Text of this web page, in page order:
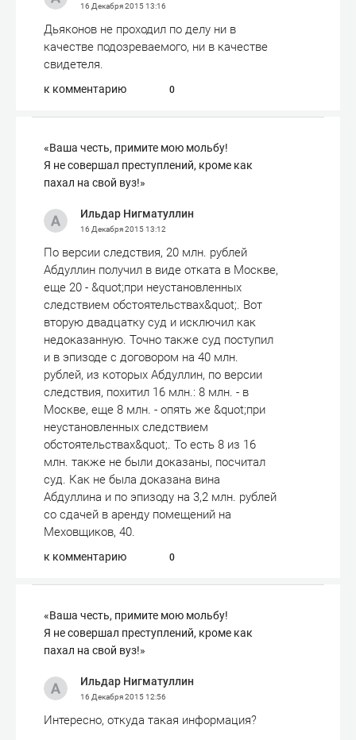
16 Декабря 201513:16
Дьяконов не проходил по делу ни в
качестве подозреваемого, ни в качестве
свидетеля.
к комментарию 0
«Ваша честь, примите мою мольбу!
Я не совершал преступлений, кроме как
пахал на свой вуз!»
Ильдар Нигматуллин
16 Декабря 201513:12
По версии следствия, 20 млн. рублей
Абдуллин получил в виде отката в Москве,
еще 20 - &quot;при неустановленных
следствием обстоятельствах&quot;. Вот
вторую двадцатку суд и исключил как
недоказанную. Точно также суд поступил
и в эпизоде с договором на 40 млн.
рублей, из которых Абдуллин, по версии
следствия, похитил 16 млн.: 8 млн. - в
Москве, еще 8 млн. - опять же &quot;при
неустановленных следствием
обстоятельствах&quot;. То есть 8 из 16
млн. также не были доказаны, посчитал
суд. Как не была доказана вина
Абдуллина и по эпизоду на 3,2 млн. рублей
со сдачей в аренду помещений на
Меховщиков, 40.
к комментарию 0
«Ваша честь, примите мою мольбу!
Я не совершал преступлений, кроме как
пахал на свой вуз!»
Ильдар Нигматуллин
16 Декабря 201512:56
Интересно, откуда такая информация?